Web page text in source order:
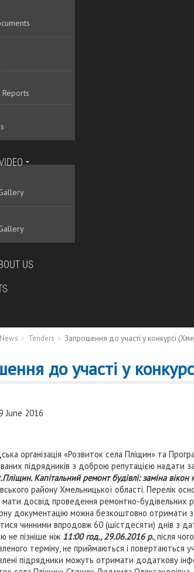
US
News Tenders Запрошення до участі у конкурсі
до участі у
June 2016
організація «Розвиток села Пліщин» та
підрядників з доброю репутацією надати
Капітальний ремонт будівлі: заміна
району Хмельницької області. Перелік
мати досвід проведення ремонтно-будівельних
документацію можна безкоштовно отримати
чинними впродовж 60 (шістдесяти) днів з
не пізніше ніж 11:00 год., 29.06.2016 р., після
терміну, не приймаються і повертаються
підрядники можуть отримати додаткову